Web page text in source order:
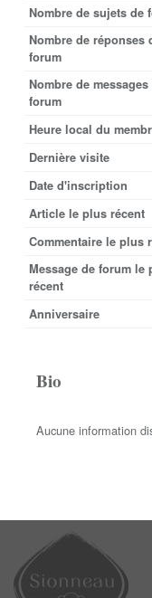
Nombre de sujets de
Nombre de réponses
forum
Nombre de messages
forum
Heure local du
Dernière visite
Date d'inscription
Article le plus récent
Commentaire le plus
Message de forum le
récent
Anniversaire
Bio
Aucune information